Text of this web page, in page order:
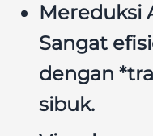
Mereduksi
Sangat
dengan
sibuk.